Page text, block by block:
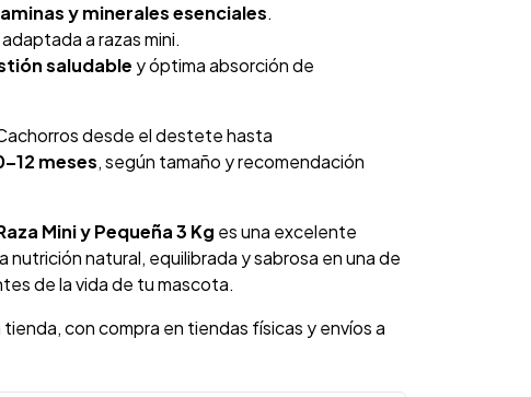
y minerales esenciales.
a razas mini.
saludable y óptima absorción de
desde el destete hasta
meses, según tamaño y recomendación
Mini y Pequeña 3 Kg es una excelente
nutrición natural, equilibrada y sabrosa en una de
de la vida de tu mascota.
con compra en tiendas físicas y envíos a